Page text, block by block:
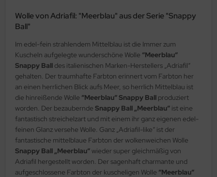
Wolle von Adriafil: "Meerblau" aus der Serie "Snappy
Ball"
Im edel-fein strahlendem Mittelblau ist die Immer zum
Kuscheln aufgelegte wunderschöne Wolle “Meerblau“
Snappy Ball des italienischen Marken-Herstellers „Adriafil“
gehalten. Der traumhafte Farbton erinnert vom Farbton her
an einen herrlichen Blick aufs Meer, so herrlich Mittelblau ist
die hinreißende Wolle “Meerblau“ Snappy Ball produziert
worden. Der bezaubernde Snappy Ball „Meerblau“ ist eine
fantastisch streichelzart und mit einem ihr ganz eigenen edel-
feinen Glanz versehe Wolle. Ganz „Adriafil-like“ ist der
fantastische mittelblaue Farbton der wolkenweichen Wolle
Snappy Ball „Meerblau“wieder super gleichmäßig von
Adriafil hergestellt worden. Der sagenhaft charmante und
aufgeschlossene Farbton der kuscheligen Wolle “Meerblau“